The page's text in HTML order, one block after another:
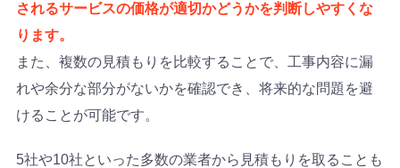
されるサービスの価格が適切かどうかを判断しやすくな
ります。
また、複数の見積もりを比較することで、工事内容に漏
れや余分な部分がないかを確認でき、将来的な問題を避
けることが可能です。
5社や10社といった多数の業者から見積もりを取ることも